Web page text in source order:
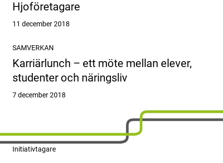
Hjoföretagare
Publicerat
11 december 2018
SAMVERKAN
Karriärlunch – ett möte mellan elever,
studenter och näringsliv
Publicerat
7 december 2018
Initiativtagare